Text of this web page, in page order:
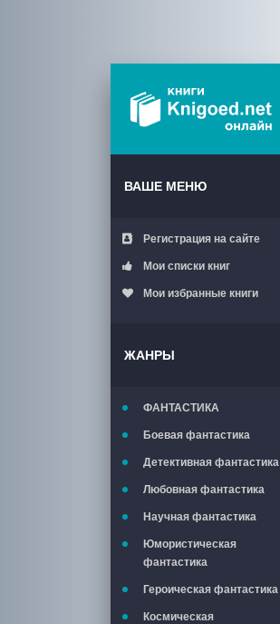
ВАШЕ МЕНЮ
Регистрация на сайте
Мои списки книг
Мои избранные книги
ЖАНРЫ
ФАНТАСТИКА
Боевая фантастика
Детективная фантастика
Любовная фантастика
Научная фантастика
Юмористическая
фантастика
Героическая фантастика
Космическая